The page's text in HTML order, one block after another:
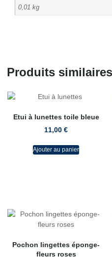
0,01 kg
Produits similaires
Etui à lunettes toile bleue
11,00 €
Ajouter au panier
Pochon lingettes éponge-
fleurs roses